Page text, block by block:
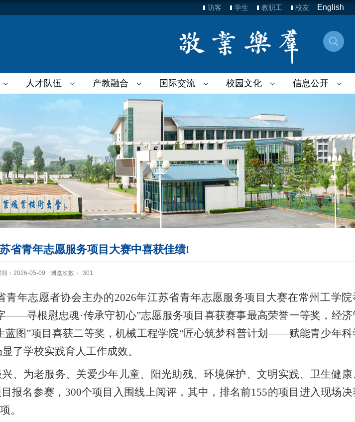
访客 学生 教职工 校友 English
人才队伍 产教融合 国际交流 校园文化 信息公开
省青年志愿服务项目大赛中喜获佳绩!
间：2026-05-09 浏览次数： 301
年志愿者协会主办的2026年江苏省青年志愿服务项目大赛在常州工学院
——寻根慰忠魂·传承守初心”志愿服务项目喜获赛事最高荣誉一等奖，经济
图”项目喜获二等奖，机械工程学院“匠心筑梦科普计划——赋能青少年科
了学校实践育人工作成效。
、为老服务、关爱少年儿童、阳光助残、环境保护、文明实践、卫生健康
报名参赛，300个项目入围线上阅评，其中，排名前155的项目进入现场决
。